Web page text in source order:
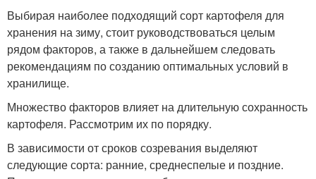
Выбирая наиболее подходящий сорт картофеля для
хранения на зиму, стоит руководствоваться целым
рядом факторов, а также в дальнейшем следовать
рекомендациям по созданию оптимальных условий в
хранилище.
Множество факторов влияет на длительную сохранность
картофеля. Рассмотрим их по порядку.
В зависимости от сроков созревания выделяют
следующие сорта: ранние, среднеспелые и поздние.